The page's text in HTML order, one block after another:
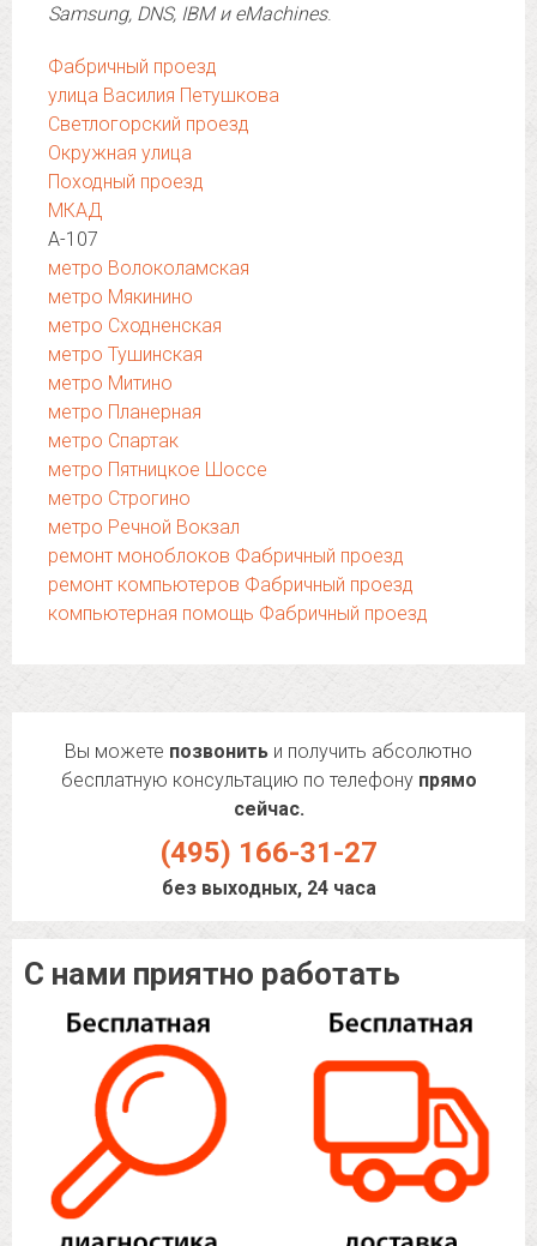
Samsung, DNS, IBM и eMachines.
Фабричный проезд
улица Василия Петушкова
Светлогорский проезд
Окружная улица
Походный проезд
МКАД
А-107
метро Волоколамская
метро Мякинино
метро Сходненская
метро Тушинская
метро Митино
метро Планерная
метро Спартак
метро Пятницкое Шоссе
метро Строгино
метро Речной Вокзал
ремонт моноблоков Фабричный проезд
ремонт компьютеров Фабричный проезд
компьютерная помощь Фабричный проезд
Вы можете позвонить и получить абсолютно
бесплатную консультацию по телефону прямо
сейчас.
(495) 166-31-27
без выходных, 24 часа
С нами приятно работать